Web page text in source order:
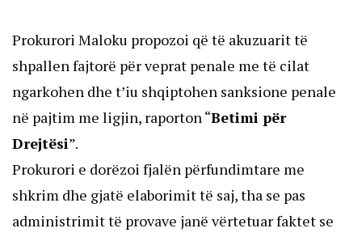
Prokurori Maloku propozoi që të akuzuarit të
shpallen fajtorë për veprat penale me të cilat
ngarkohen dhe t’iu shqiptohen sanksione penale
në pajtim me ligjin, raporton “Betimi për
Drejtësi”.
Prokurori e dorëzoi fjalën përfundimtare me
shkrim dhe gjatë elaborimit të saj, tha se pas
administrimit të provave janë vërtetuar faktet se